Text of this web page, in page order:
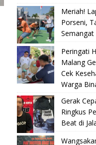
Meriah!
Porseni,
Semangat
Peringati
Malang
Cek
Warga
Gerak
Ringkus
Beat di